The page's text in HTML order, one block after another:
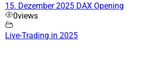
15. Dezember 2025 DAX Opening
0views
Live-Trading in 2025